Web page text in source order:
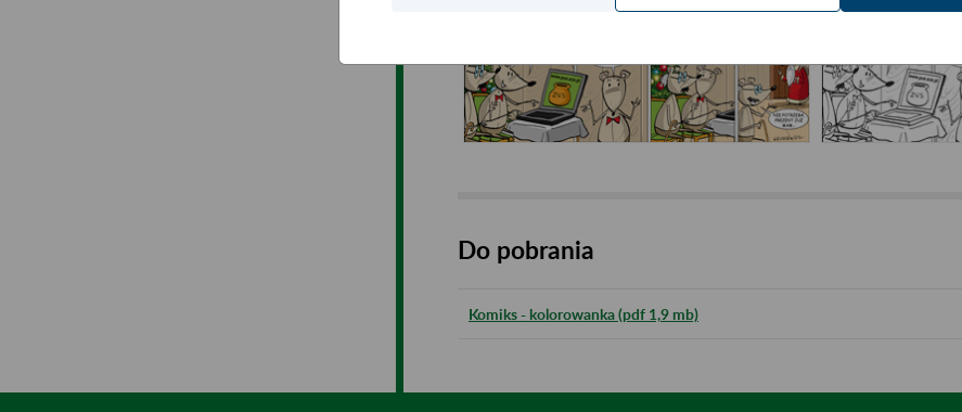
Do pobrania
Komiks - kolorowanka (pdf 1,9 mb)